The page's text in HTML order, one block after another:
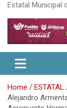
Estatal Municipal
Home
ESTATAL
Alejandro